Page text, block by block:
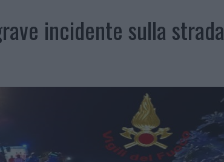
OLBIA, LA PRIMA AL MOLO BRIN È UN SUCCESSO
incidente sulla strada